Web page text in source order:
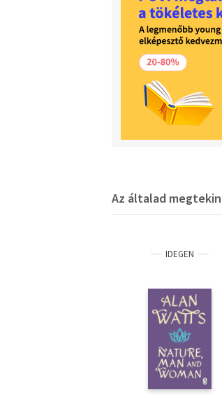
Az általad
IDEGEN